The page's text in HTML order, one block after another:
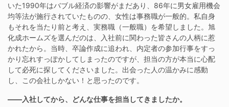
いた1990年はバブル経済の影響がまだあり、86年に男女雇用機会
均等法が施行されていたものの、女性は事務職が一般的。私自身
もそれを当たり前と考え、実務職（一般職）を希望しました。旭
化成ホームズを選んだのは、入社前に関わった皆さんの人柄に惹
かれたから。当時、卒論作成に追われ、内定者の参加行事をすっ
かり忘れすっぽかしてしまったのですが、担当の方が本当に心配
して必死に探してくださいました。出会った人の温かみに感動
し、この会社しかない！と思ったのです。
――入社してから、どんな仕事を担当してきましたか。